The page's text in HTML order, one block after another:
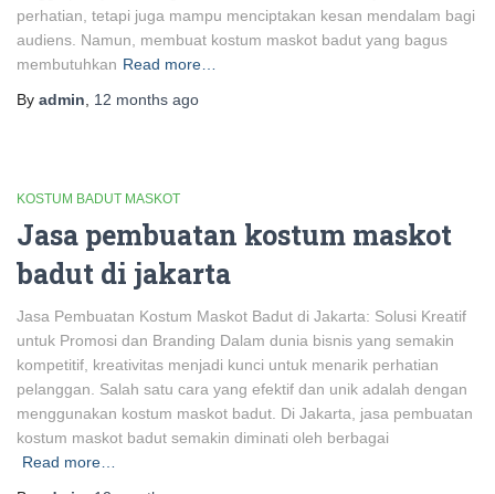
perhatian, tetapi juga mampu menciptakan kesan mendalam bagi
audiens. Namun, membuat kostum maskot badut yang bagus
membutuhkan Read more…
By admin 12 months ago
KOSTUM BADUT MASKOT
Jasa pembuatan kostum maskot
badut di jakarta
Jasa Pembuatan Kostum Maskot Badut di Jakarta: Solusi Kreatif
untuk Promosi dan Branding Dalam dunia bisnis yang semakin
kompetitif, kreativitas menjadi kunci untuk menarik perhatian
pelanggan. Salah satu cara yang efektif dan unik adalah dengan
menggunakan kostum maskot badut. Di Jakarta, jasa pembuatan
kostum maskot badut semakin diminati oleh berbagai
Read more…